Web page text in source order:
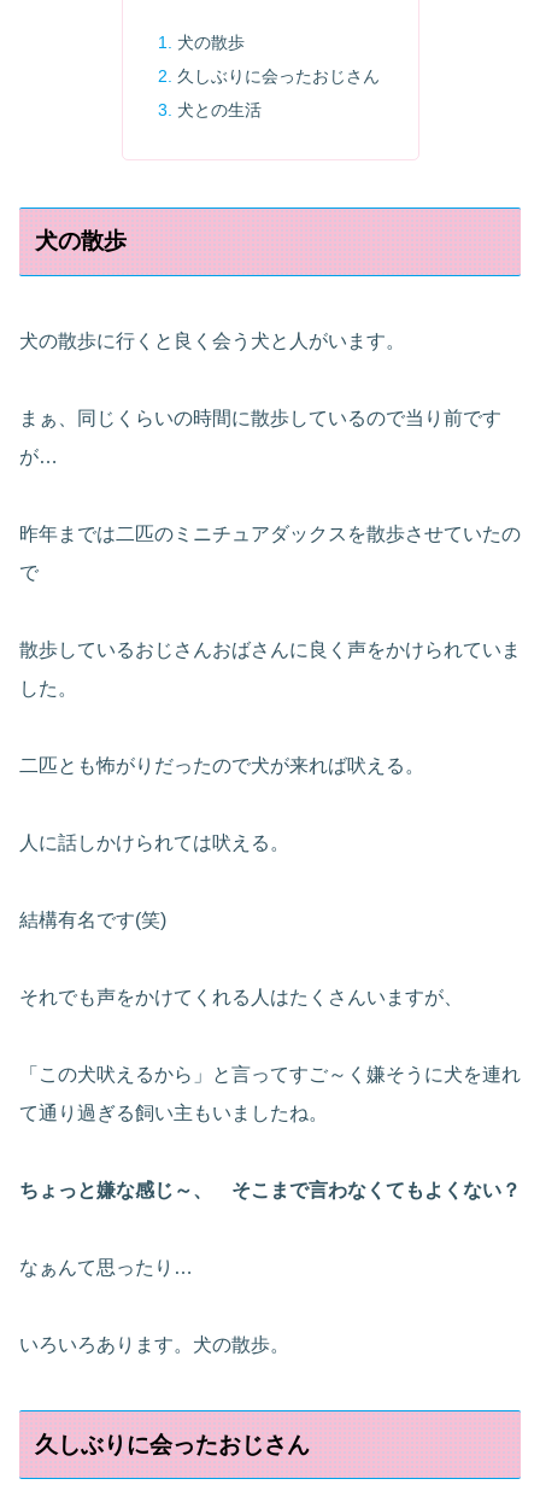
犬の散歩
久しぶりに会ったおじさん
犬との生活
犬の散歩
犬の散歩に行くと良く会う犬と人がいます。
まぁ、同じくらいの時間に散歩しているので当り前です
が…
昨年までは二匹のミニチュアダックスを散歩させていたの
で
散歩しているおじさんおばさんに良く声をかけられていま
した。
二匹とも怖がりだったので犬が来れば吠える。
人に話しかけられては吠える。
結構有名です(笑)
それでも声をかけてくれる人はたくさんいますが、
「この犬吠えるから」と言ってすご～く嫌そうに犬を連れ
て通り過ぎる飼い主もいましたね。
ちょっと嫌な感じ～、 そこまで言わなくてもよくない？
なぁんて思ったり…
いろいろあります。犬の散歩。
久しぶりに会ったおじさん